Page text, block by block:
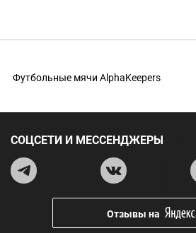
Футбольные мячи AlphaKeepers
СОЦСЕТИ И МЕССЕНДЖЕРЫ
Отзывы на